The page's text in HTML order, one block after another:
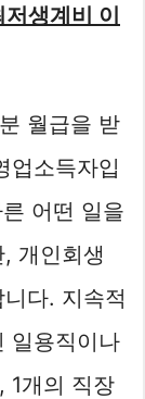
생계비 이
월급을 받
업소득자입
어떤 일을
개인회생
다. 지속적
일용직이나
1개의 직장